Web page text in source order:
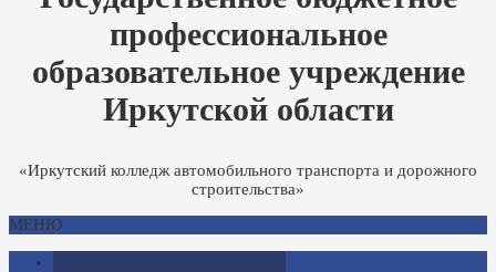
профессиональное
образовательное учреждение
Иркутской области
«Иркутский колледж автомобильного транспорта и дорожного
строительства»
МЕНЮ